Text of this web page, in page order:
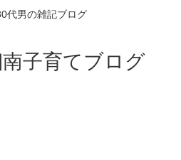
代男の雑記ブログ
子育てブログ